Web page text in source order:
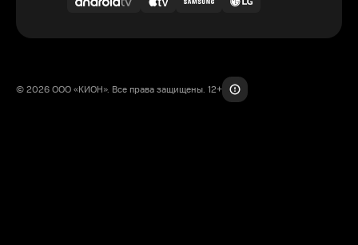
© 2026 ООО «КИОН». Все права защищены. 12+